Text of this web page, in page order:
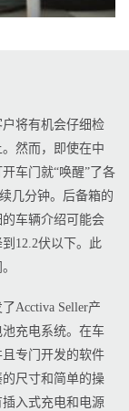
将有机会仔细检
然而，即使在中
车门就“唤醒”了各
几分钟。后备箱的
车辆介绍可能会
12.2伏以下。此
Acctiva Seller产
充电系统。在车
专门开发的软件
尺寸和简单的操
入式充电和电源